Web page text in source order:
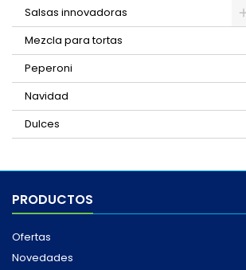
Salsas innovadoras
Mezcla para tortas
Peperoni
Navidad
Dulces
PRODUCTOS
Ofertas
Novedades